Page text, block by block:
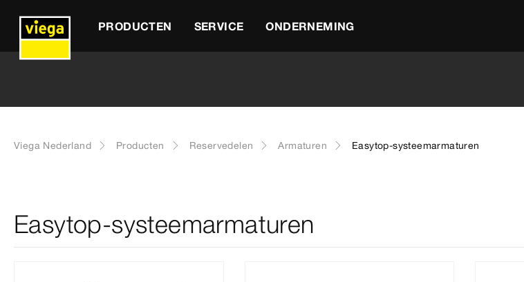
PRODUCTEN SERVICE ONDERNEMING
Viega Nederland Producten Reservedelen Armaturen Easytop-systeemarmaturen
Easytop-systeemarmaturen